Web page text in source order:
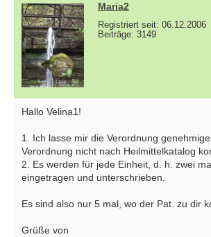
Maria2
Registriert seit: 06.12.2006
Beiträge: 3149
Hallo Velina1!
1. Ich lasse mir die Verordnung
Verordnung nicht nach Heilmittelkatalog
2. Es werden für jede Einheit, d. h. zwei
eingetragen und unterschrieben.
Es sind also nur 5 mal, wo der Pat. zu dir
Grüße von